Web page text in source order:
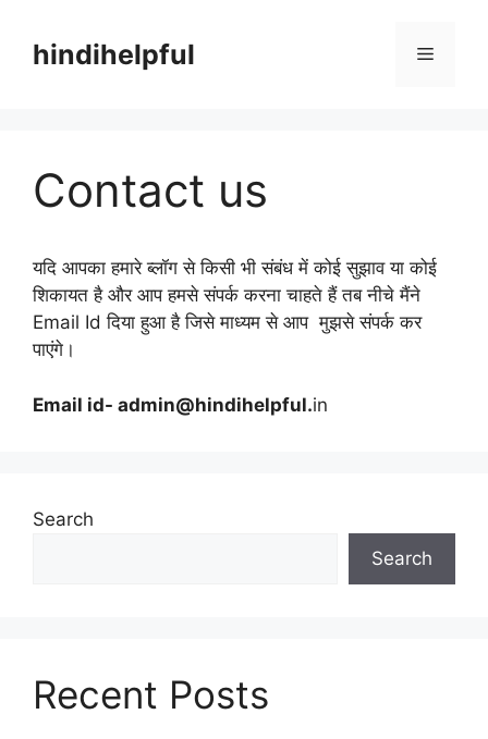
contenthindihelpful Menu
Contact us
यदि आपका हमारे ब्लॉग से किसी भी संबंध में कोई सुझाव या कोई
शिकायत है और आप हमसे संपर्क करना चाहते हैं तब नीचे मैंने
Email Id दिया हुआ है जिसे माध्यम से आप मुझसे संपर्क कर
पाएंगे।
Email id- admin@hindihelpful.in
Search
Search
Recent Posts